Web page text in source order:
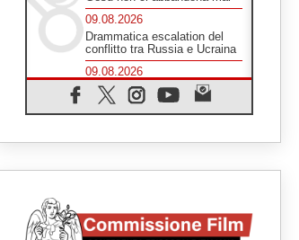
09.08.2026
Drammatica escalation del
conflitto tra Russia e Ucraina
09.08.2026
Tra Tolkien e Leone, un
convegno su "l'uomo, il
mezzo e l'algoritmo"
Indonesia, un dollaro per la
costruzione di 219 Chiese